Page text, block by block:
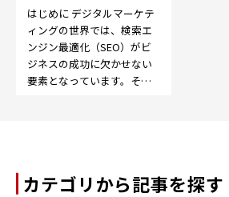
はじめに デジタルマーケテ
ィングの世界では、検索エ
ンジン最適化（SEO）がビ
ジネスの成功に欠かせない
要素となっています。そし
カテゴリから記事を探す